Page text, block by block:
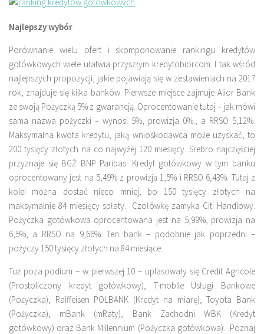
Najlepszy wybór
Porównanie wielu ofert i skomponowanie rankingu kredytów
gotówkowych wiele ułatwia przyszłym kredytobiorcom. I tak wśród
najlepszych propozycji, jakie pojawiają się w zestawieniach na 2017
rok, znajduje się kilka banków. Pierwsze miejsce zajmuje Alior Bank
ze swoją Pożyczką 5% z gwarancją. Oprocentowanie tutaj – jak mówi
sama nazwa pożyczki – wynosi 5%, prowizja 0%., a RRSO 5,12%.
Maksymalna kwota kredytu, jaką wnioskodawca może uzyskać, to
200 tysięcy złotych na co najwyżej 120 miesięcy. Srebro najczęściej
przyznaje się BGŻ BNP Paribas. Kredyt gotówkowy w tym banku
oprocentowany jest na 5,49% z prowizją 1,5% i RRSO 6,43%. Tutaj z
kolei można dostać nieco mniej, bo 150 tysięcy złotych na
maksymalnie 84 miesięcy spłaty. Czołówkę zamyka Citi Handlowy.
Pożyczka gotówkowa oprocentowana jest na 5,99%, prowizja na
6,5%, a RRSO na 9,66%. Ten bank – podobnie jak poprzedni –
pożyczy 150 tysięcy złotych na 84 miesiące.
Tuż poza podium – w pierwszej 10 – uplasowały się Credit Agricole
(Prostoliczony kredyt gotówkowy), T-mobile Usługi Bankowe
(Pożyczka), Raiffeisen POLBANK (Kredyt na miarę), Toyota Bank
(Pożyczka), mBank (mRaty), Bank Zachodni WBK (Kredyt
gotówkowy) oraz Bank Millennium (Pożyczka gotówkowa). Poznaj